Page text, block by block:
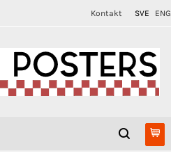
Kontakt SVE ENG